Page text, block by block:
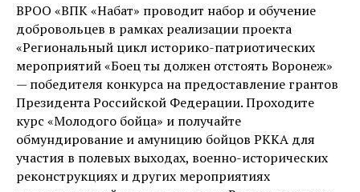
ВРОО «ВПК «Набат» проводит набор и обучение
добровольцев в рамках реализации проекта
«Региональный цикл историко-патриотических
мероприятий «Боец ты должен отстоять Воронеж»
— победителя конкурса на предоставление грантов
Президента Российской Федерации. Проходите
курс «Молодого бойца» и получайте
обмундирование и амуницию бойцов РККА для
участия в полевых выходах, военно-исторических
реконструкциях и других мероприятиях